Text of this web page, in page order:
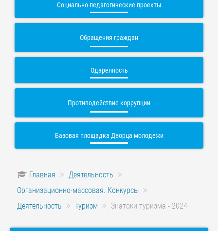
Социально-педагогические проекты
Обращения граждан
Одаренность
Противодействие коррупции
Базовая площадка Дворца молодежи
Главная
Деятельность
Организационно-массовая. Конкурсы
Деятельность
Туризм Знатоки туризма - 2024